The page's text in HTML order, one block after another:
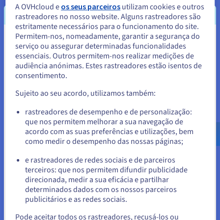
computing. A empresa paga uma taxa para ter acesso a um
serviço a pedido, incluindo um servidor de dados remoto, que
lhe dá acesso aos recursos de computação necessários para
se tornar nativo da cloud.
Tais tecnologias nativas da cloud, combinadas com uma
plataforma também ela nativa da cloud, permitem-lhe criar e
fornecer aplicações antes de as implementar na cloud - ou, se
uma cloud híbrida ou apenas local. Para desfrutar do melhor
os nativos da cloud são essenciais para as empresas que
querem colocar-se na melhor posição para satisfazer todas as
suas necessidades futuras de computação.
Quais são as vantagens do Cloud
Native para as empresas?
Parece que está localizado em
Estados Unidos.
Para encomendar a partir de Estados Unidos, terá de consultar e
Aceder ao website do Estados Unidos
us.ovhcloud.com/learn Inglês USD - $
ou
Ficar no website atual
Selecionar outro website
A OVHcloud e os seus parceiros utilizam cookies e outros
rastreadores no nosso website. Alguns rastreadores são
estritamente necessários para o funcionamento do site.
Permitem-nos, nomeadamente, garantir a segurança do
serviço ou assegurar determinadas funcionalidades
essenciais. Outros permitem-nos realizar medições de
audiência anónimas. Estes rastreadores estão isentos de
consentimento.
Sujeito ao seu acordo, utilizamos também:
rastreadores de desempenho e de personalização:
que nos permitem melhorar a sua navegação de
acordo com as suas preferências e utilizações, bem
como medir o desempenho das nossas páginas;
e rastreadores de redes sociais e de parceiros
terceiros: que nos permitem difundir publicidade
direcionada, medir a sua eficácia e partilhar
determinados dados com os nossos parceiros
publicitários e as redes sociais.
Pode aceitar todos os rastreadores, recusá-los ou